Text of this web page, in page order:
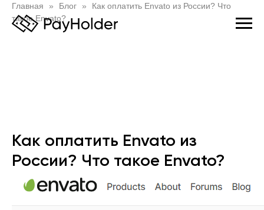
Главная Блог
Как оплатить Envato из России? Что
такое Envato?
Как оплатить Envato из
России? Что такое Envato?